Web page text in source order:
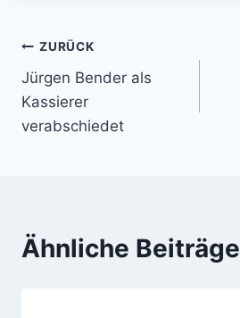
Beitragsnavigation
ZURÜCK
Jürgen Bender als
Kassierer
verabschiedet
Ähnliche Beiträge